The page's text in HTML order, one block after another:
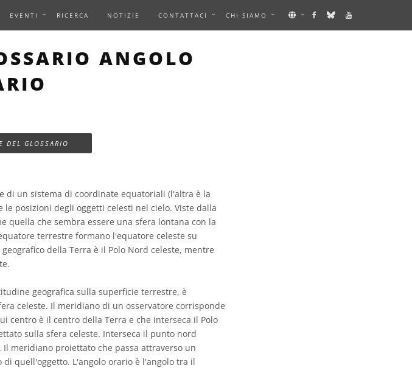
EVENTI RICERCA NOTIZIE CONTATTACI CHI SIAMO
ANGOLO
DEL GLOSSARIO
di un sistema di coordinate equatoriali (l'altra è la
posizioni degli oggetti celesti nel cielo. Viste dalla
quella che sembra essere una sfera lontana con la
terrestre formano l'equatore celeste su
della Terra è il Polo Nord celeste, mentre
geografica sulla superficie terrestre, è
celeste. Il meridiano di un osservatore corrisponde
centro è il centro della Terra e che interseca il Polo
sulla sfera celeste. Interseca il punto nord
meridiano proiettato che passa attraverso un
quell'oggetto. L'angolo orario è l'angolo tra il